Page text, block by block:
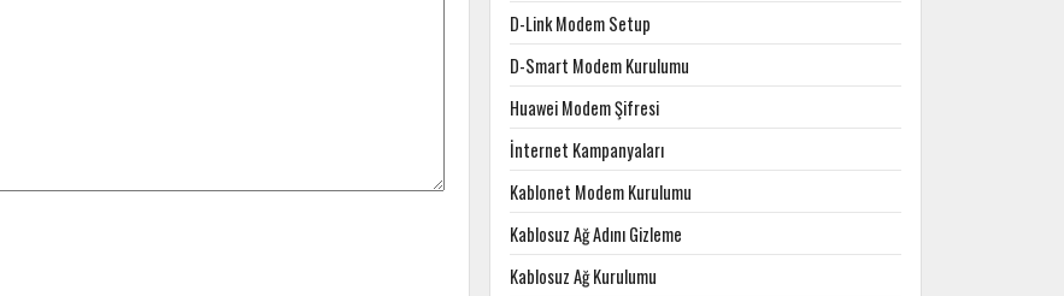
D-Link Modem Setup
D-Smart Modem Kurulumu
Huawei Modem Şifresi
İnternet Kampanyaları
Kablonet Modem Kurulumu
Kablosuz Ağ Adını Gizleme
Kablosuz Ağ Kurulumu